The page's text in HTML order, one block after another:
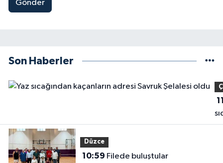
Gönder
Son Haberler
Düzce
10:59 Filede buluştular